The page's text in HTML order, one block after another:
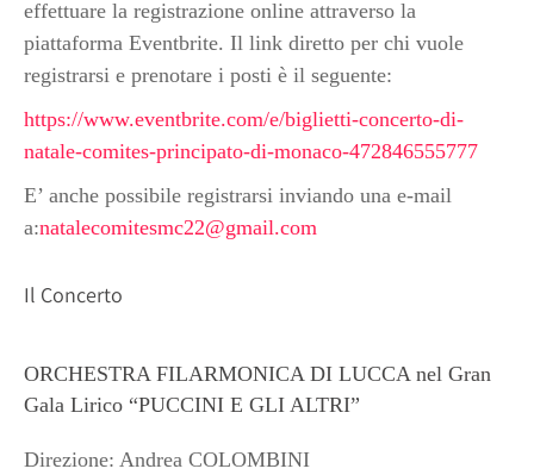
effettuare la registrazione online attraverso la
piattaforma Eventbrite. Il link diretto per chi vuole
registrarsi e prenotare i posti è il seguente:
https://www.eventbrite.com/e/biglietti-concerto-di-
natale-comites-principato-di-monaco-472846555777
E’ anche possibile registrarsi inviando una e-mail
a:natalecomitesmc22@gmail.com
Il Concerto
ORCHESTRA FILARMONICA DI LUCCA nel Gran
Gala Lirico “PUCCINI E GLI ALTRI”
Direzione: Andrea COLOMBINI